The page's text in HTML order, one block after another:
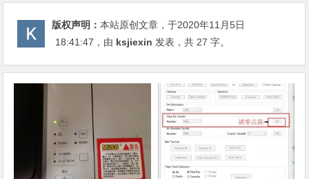
版权声明：本站原创文章，于2020年11月5日
18:41:47 ，由 ksjiexin 发表，共 27 字。